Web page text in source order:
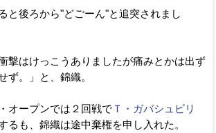
と後ろから"どごーん"と追突されまし
撃はけっこうありましたが痛みとかは出ず
ず。」と、錦織。
オープンでは２回戦で Ｔ・ガバシュビリ
るも、錦織は途中棄権を申し入れた。